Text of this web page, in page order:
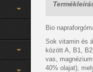
Bio
Sok vitamin és
között A, B1,
vas,
40% olajat),